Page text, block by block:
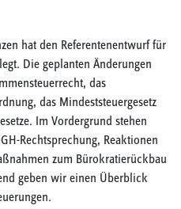
hat den Referentenentwurf für
Die geplanten Änderungen
das
das Mindeststeuergesetz
Im Vordergrund stehen
Rechtsprechung, Reaktionen
zum Bürokratierückbau
geben wir einen Überblick